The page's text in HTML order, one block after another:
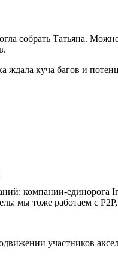
Татьяна. Можно
ждала куча багов и
компании-
мы тоже работаем с
участников